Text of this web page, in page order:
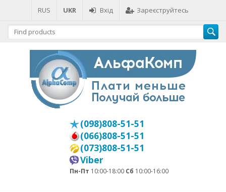
RUS UKR Вхід Зареєструйтесь
(098)808-51-51
(066)808-51-51
(073)808-51-51
Viber
Пн-Пт 10:00-18:00 Сб 10:00-16:00